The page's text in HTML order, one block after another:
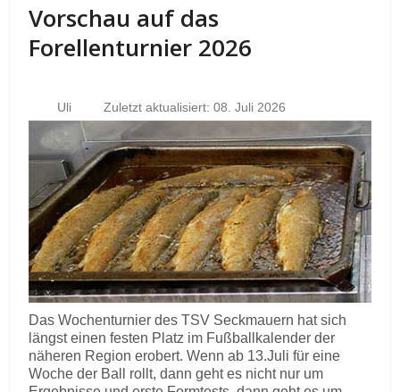
Vorschau auf das
Forellenturnier 2026
Uli Zuletzt aktualisiert: 08. Juli 2026
Das Wochenturnier des TSV Seckmauern hat sich
längst einen festen Platz im Fußballkalender der
näheren Region erobert. Wenn ab 13.Juli für eine
Woche der Ball rollt, dann geht es nicht nur um